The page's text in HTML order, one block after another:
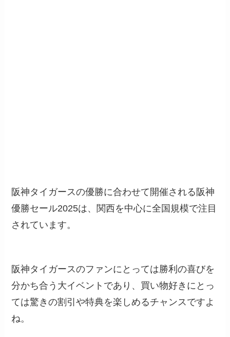
阪神タイガースの優勝に合わせて開催される阪神
優勝セール2025は、関西を中心に全国規模で注目
されています。
阪神タイガースのファンにとっては勝利の喜びを
分かち合う大イベントであり、買い物好きにとっ
ては驚きの割引や特典を楽しめるチャンスですよ
ね。